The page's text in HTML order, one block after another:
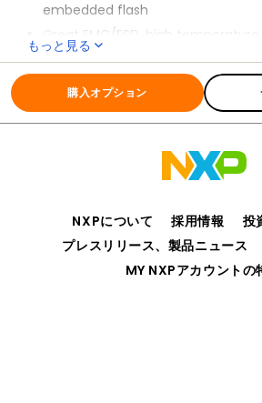
embedded flash
Great EMC/ESD, high
emissions
Scalable, highly robust
cost-sensitive automotive
A broad set of reference designs,
development and speed time-to-
もっと見る
全ての情報 KEA
購入オプション
NXPについて 採用情報
投
プレスリリース、製品ニュース
MY NXPアカウントの